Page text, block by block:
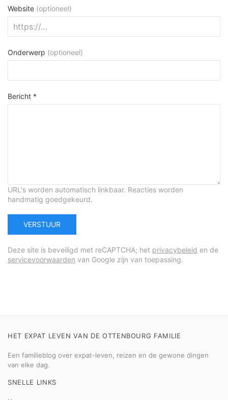
Website (optioneel)
Onderwerp (optioneel)
Bericht *
URL's worden automatisch linkbaar. Reacties worden
handmatig goedgekeurd.
VERSTUUR
Deze site is beveiligd met reCAPTCHA; het privacybeleid en de
servicevoorwaarden van Google zijn van toepassing.
HET EXPAT LEVEN VAN DE OTTENBOURG FAMILIE
Een familieblog over expat-leven, reizen en de gewone dingen
van elke dag.
SNELLE LINKS